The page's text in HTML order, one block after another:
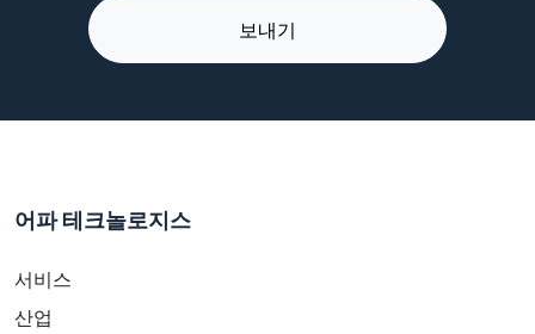
어파 테크놀로지스
서비스
산업